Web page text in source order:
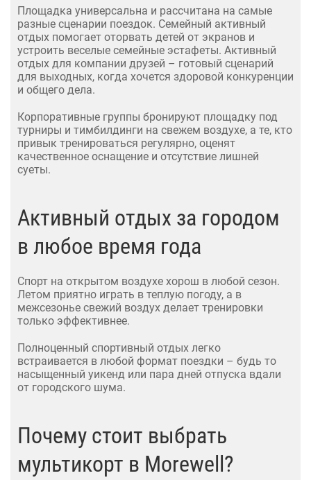
Площадка универсальна и рассчитана на самые
разные сценарии поездок. Семейный активный
отдых помогает оторвать детей от экранов и
устроить веселые семейные эстафеты. Активный
отдых для компании друзей – готовый сценарий
для выходных, когда хочется здоровой конкуренции
и общего дела.
Корпоративные группы бронируют площадку под
турниры и тимбилдинги на свежем воздухе, а те, кто
привык тренироваться регулярно, оценят
качественное оснащение и отсутствие лишней
суеты.
Активный отдых за городом
в любое время года
Спорт на открытом воздухе хорош в любой сезон.
Летом приятно играть в теплую погоду, а в
межсезонье свежий воздух делает тренировки
только эффективнее.
Полноценный спортивный отдых легко
встраивается в любой формат поездки – будь то
насыщенный уикенд или пара дней отпуска вдали
от городского шума.
Почему стоит выбрать
мультикорт в Morewell?